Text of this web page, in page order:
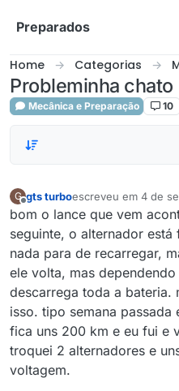
Preparados
Home Categorias
Probleminha chato
Mecânica e Preparação 10
G
Offline
gts turboescreveu em 4 de
última edição por
bom o lance que vem
seguinte, o alternador
nada para de recarregar,
ele volta, mas
descarrega toda a bateria.
isso. tipo semana
fica uns 200 km e eu fui e
troquei 2 alternadores e
voltagem.